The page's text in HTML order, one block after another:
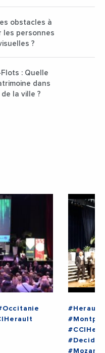
obstacles à
les personnes
?
: Quelle
dans
la ville ?
#Herault